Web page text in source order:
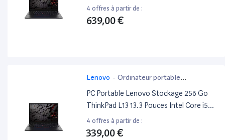
Ram 2Go
4 offres à partir de :
639,00 €
Lenovo - Ordinateur portable
bureautique
PC Portable Lenovo Stockage 256 Go
ThinkPad L13 13.3 Pouces Intel Core i5
Ram 16Go
4 offres à partir de :
339,00 €